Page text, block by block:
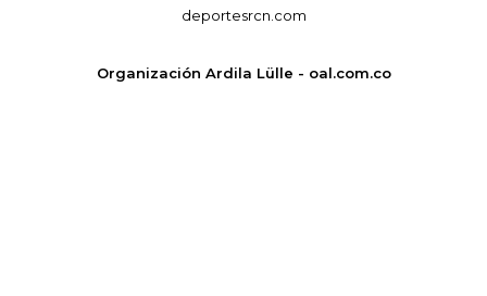
deportesrcn.com
Organización Ardila Lülle - oal.com.co